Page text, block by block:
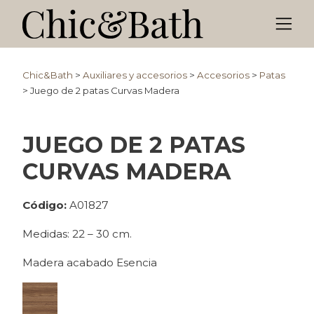
Chic&Bath > Auxiliares y accesorios > Accesorios > Patas
> Juego de 2 patas Curvas Madera
JUEGO DE 2 PATAS
CURVAS MADERA
Código: A01827
Medidas: 22 – 30 cm.
Madera acabado Esencia